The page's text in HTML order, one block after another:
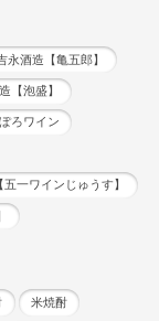
永酒造【亀五郎】
【泡盛】
ろワイン
一ワインじゅうす】
米焼酎